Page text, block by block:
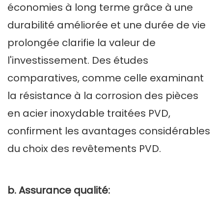
économies à long terme grâce à une
durabilité améliorée et une durée de vie
prolongée clarifie la valeur de
l'investissement. Des études
comparatives, comme celle examinant
la résistance à la corrosion des pièces
en acier inoxydable traitées PVD,
confirment les avantages considérables
du choix des revêtements PVD.
b. Assurance qualité: